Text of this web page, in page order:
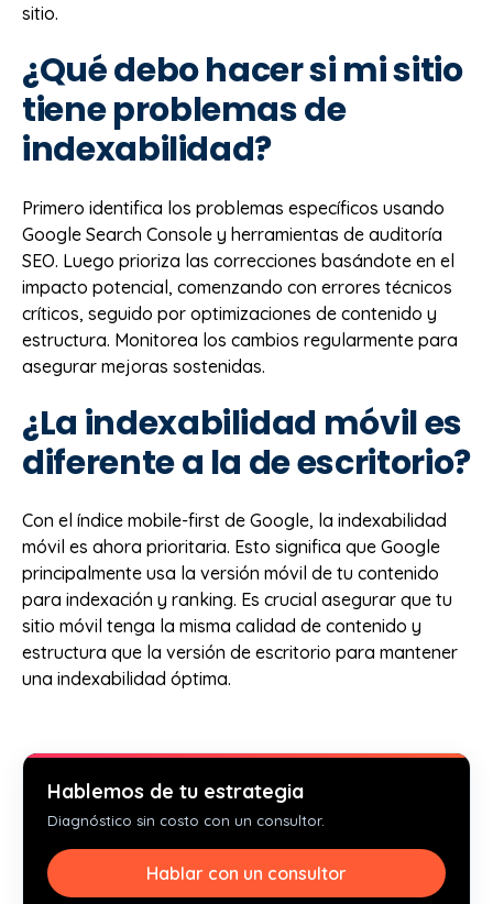
sitio.
¿Qué debo hacer si mi sitio
tiene problemas de
indexabilidad?
Primero identifica los problemas específicos usando
Google Search Console y herramientas de auditoría
SEO. Luego prioriza las correcciones basándote en el
impacto potencial, comenzando con errores técnicos
críticos, seguido por optimizaciones de contenido y
estructura. Monitorea los cambios regularmente para
asegurar mejoras sostenidas.
¿La indexabilidad móvil es
diferente a la de escritorio?
Con el índice mobile-first de Google, la indexabilidad
móvil es ahora prioritaria. Esto significa que Google
principalmente usa la versión móvil de tu contenido
para indexación y ranking. Es crucial asegurar que tu
sitio móvil tenga la misma calidad de contenido y
estructura que la versión de escritorio para mantener
una indexabilidad óptima.
Hablemos de tu estrategia
Diagnóstico sin costo con un consultor.
Hablar con un consultor